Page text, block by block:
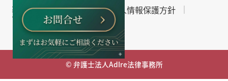
著作権・免責について 個人情報保護方針
サイトマップ
© 弁護士法人AdIre法律事務所